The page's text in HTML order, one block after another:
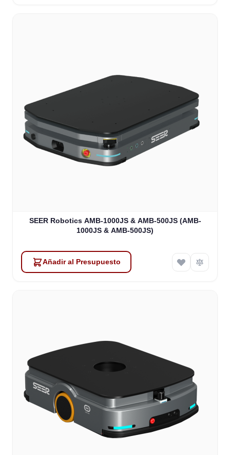
SEER Robotics AMB-1000JS & AMB-500JS (AMB-
1000JS & AMB-500JS)
Añadir al Presupuesto